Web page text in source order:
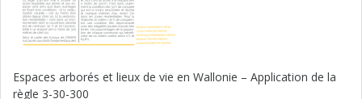
Espaces arborés et lieux de vie en Wallonie – Application de la
règle 3-30-300